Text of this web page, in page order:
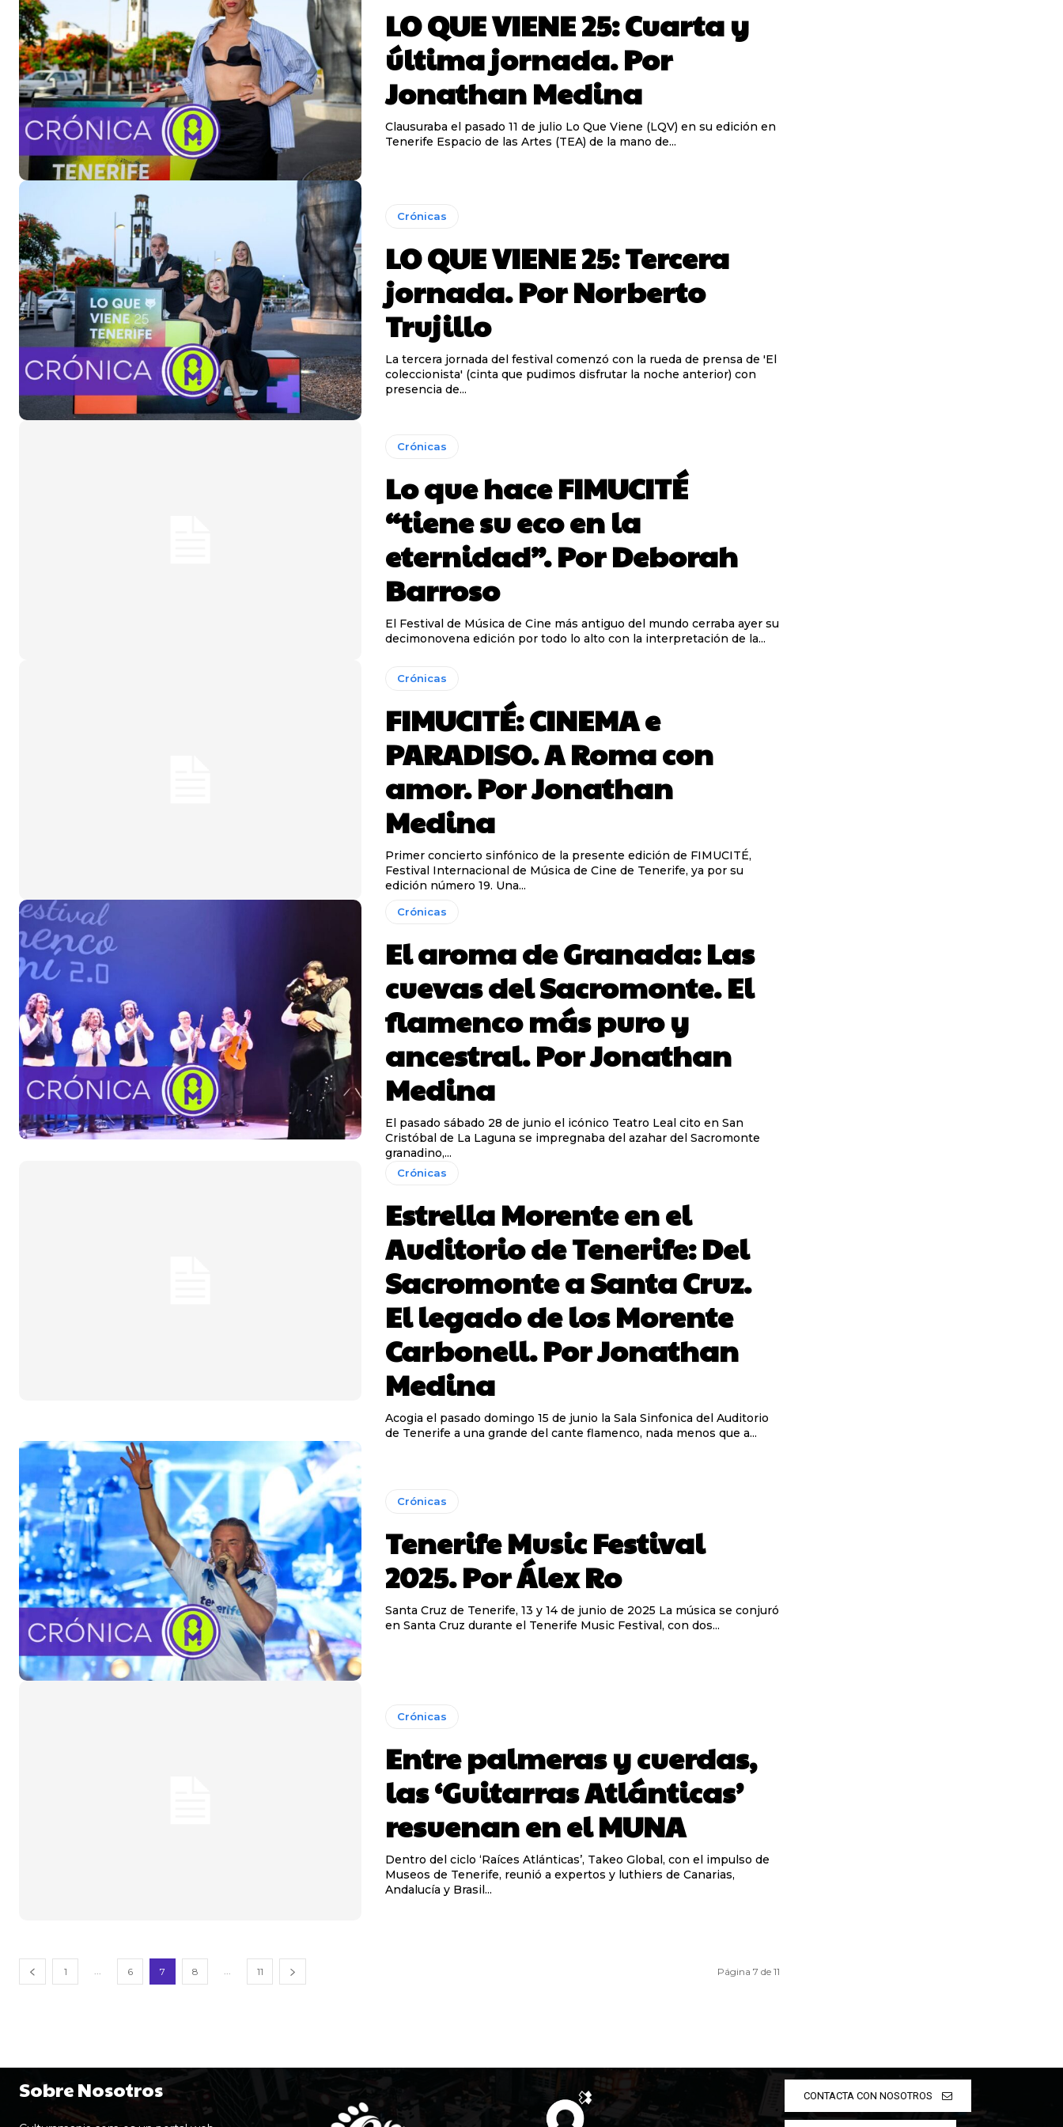
LO QUE VIENE 25: Cuarta y
última jornada. Por
Jonathan Medina
Clausuraba el pasado 11 de julio Lo Que Viene (LQV) en su edición en
Tenerife Espacio de las Artes (TEA) de la mano de...
Crónicas
LO QUE VIENE 25: Tercera
jornada. Por Norberto
Trujillo
La tercera jornada del festival comenzó con la rueda de prensa de 'El
coleccionista' (cinta que pudimos disfrutar la noche anterior) con
presencia de...
Crónicas
Lo que hace FIMUCITÉ
“tiene su eco en la
eternidad”. Por Deborah
Barroso
El Festival de Música de Cine más antiguo del mundo cerraba ayer su
decimonovena edición por todo lo alto con la interpretación de la...
Crónicas
FIMUCITÉ: CINEMA e
PARADISO. A Roma con
amor. Por Jonathan
Medina
Primer concierto sinfónico de la presente edición de FIMUCITÉ,
Festival Internacional de Música de Cine de Tenerife, ya por su
edición número 19. Una...
Crónicas
El aroma de Granada: Las
cuevas del Sacromonte. El
flamenco más puro y
ancestral. Por Jonathan
Medina
El pasado sábado 28 de junio el icónico Teatro Leal cito en San
Cristóbal de La Laguna se impregnaba del azahar del Sacromonte
granadino,...
Crónicas
Estrella Morente en el
Auditorio de Tenerife: Del
Sacromonte a Santa Cruz.
El legado de los Morente
Carbonell. Por Jonathan
Medina
Acogia el pasado domingo 15 de junio la Sala Sinfonica del Auditorio
de Tenerife a una grande del cante flamenco, nada menos que a...
Crónicas
Tenerife Music Festival
2025. Por Álex Ro
Santa Cruz de Tenerife, 13 y 14 de junio de 2025 La música se conjuró
en Santa Cruz durante el Tenerife Music Festival, con dos...
Crónicas
Entre palmeras y cuerdas,
las ‘Guitarras Atlánticas’
resuenan en el MUNA
Dentro del ciclo ‘Raíces Atlánticas’, Takeo Global, con el impulso de
Museos de Tenerife, reunió a expertos y luthiers de Canarias,
Andalucía y Brasil...
1 ... 6 7 8 ... 11 Página 7 de 11
Sobre Nosotros CONTACTA CON NOSOTROS